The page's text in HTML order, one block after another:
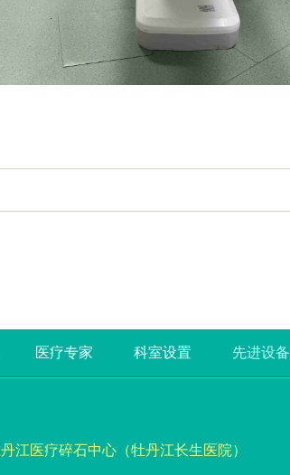
医疗专家 科室设置 先进设备
江医疗碎石中心（牡丹江长生医院）